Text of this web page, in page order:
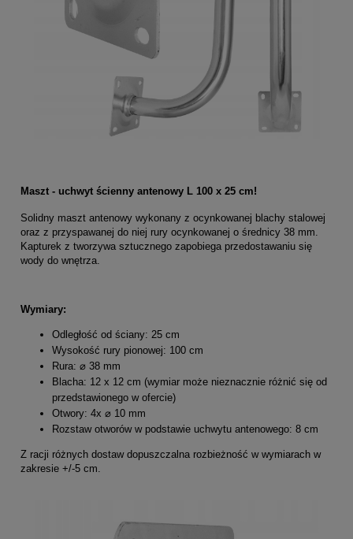
Maszt - uchwyt ścienny antenowy L 100 x 25 cm!
Solidny maszt antenowy wykonany z ocynkowanej blachy stalowej
oraz z przyspawanej do niej rury ocynkowanej o średnicy 38 mm.
Kapturek z tworzywa sztucznego zapobiega przedostawaniu się
wody do wnętrza.
Wymiary:
Odległość od ściany: 25 cm
Wysokość rury pionowej: 100 cm
Rura: ⌀ 38 mm
Blacha: 12 x 12 cm (wymiar może nieznacznie różnić się od
przedstawionego w ofercie)
Otwory: 4x ⌀ 10 mm
Rozstaw otworów w podstawie uchwytu antenowego: 8 cm
Z racji różnych dostaw dopuszczalna rozbieżność w wymiarach w
zakresie +/-5 cm.